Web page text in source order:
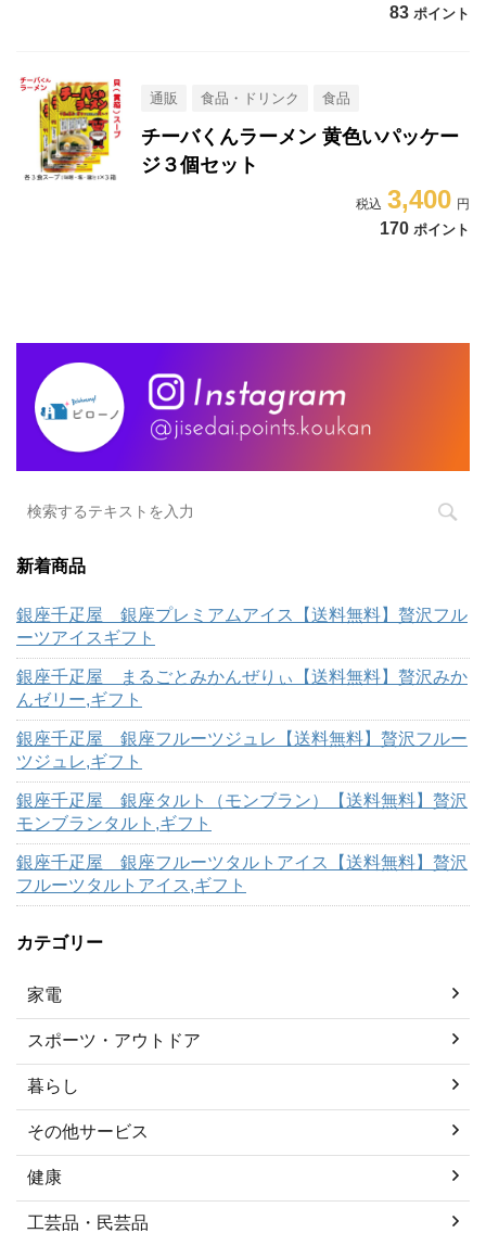
83 ポイント
通販 食品・ドリンク 食品
チーバくんラーメン 黄色いパッケー
ジ３個セット
3,400
170 ポイント
新着商品
銀座千疋屋 銀座プレミアムアイス【送料無料】贅沢フル
ーツアイスギフト
銀座千疋屋 まるごとみかんぜりぃ【送料無料】贅沢みか
んゼリー,ギフト
銀座千疋屋 銀座フルーツジュレ【送料無料】贅沢フルー
ツジュレ,ギフト
銀座千疋屋 銀座タルト（モンブラン）【送料無料】贅沢
モンブランタルト,ギフト
銀座千疋屋 銀座フルーツタルトアイス【送料無料】贅沢
フルーツタルトアイス,ギフト
カテゴリー
家電
スポーツ・アウトドア
暮らし
その他サービス
健康
工芸品・民芸品